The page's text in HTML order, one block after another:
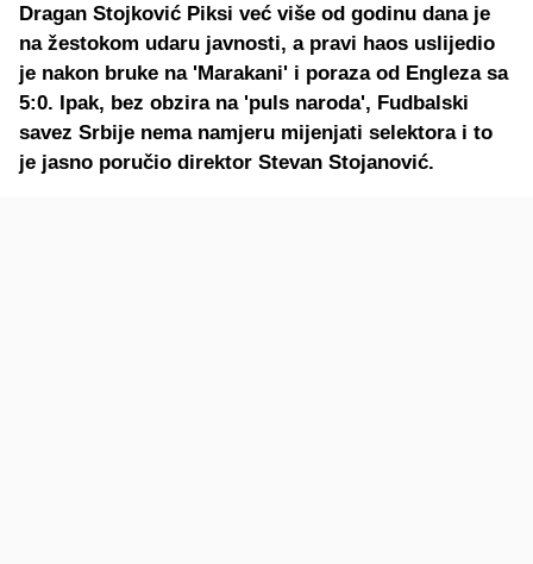
Dragan Stojković Piksi već više od godinu dana je
na žestokom udaru javnosti, a pravi haos uslijedio
je nakon bruke na 'Marakani' i poraza od Engleza sa
5:0. Ipak, bez obzira na 'puls naroda', Fudbalski
savez Srbije nema namjeru mijenjati selektora i to
je jasno poručio direktor Stevan Stojanović.